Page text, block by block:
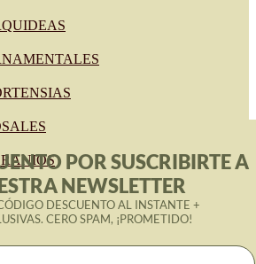
POR SUSCRIBIRTE A
NEWSLETTER
DESCUENTO AL INSTANTE +
CERO SPAM, ¡PROMETIDO!